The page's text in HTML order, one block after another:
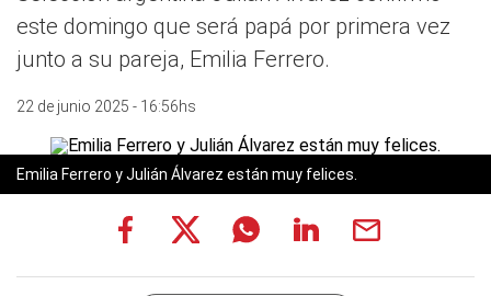
este domingo que será papá por primera vez
junto a su pareja, Emilia Ferrero.
22 de junio 2025 - 16:56hs
Emilia Ferrero y Julián Álvarez están muy felices.